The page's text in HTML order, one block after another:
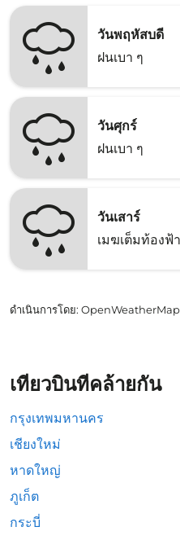
วันพฤหัสบดี
ฝนเบา ๆ
วันศุกร์
ฝนเบา ๆ
วันเสาร์
เมฆเต็มท้องฟ้า
ดำเนินการโดย:
เที่ยวบินที่คล้ายกัน
กรุงเทพมหานคร
เชียงใหม่
หาดใหญ่
ภูเก็ต
กระบี่